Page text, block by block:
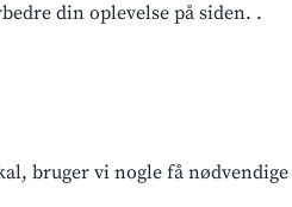
din oplevelse på siden. .
bruger vi nogle få